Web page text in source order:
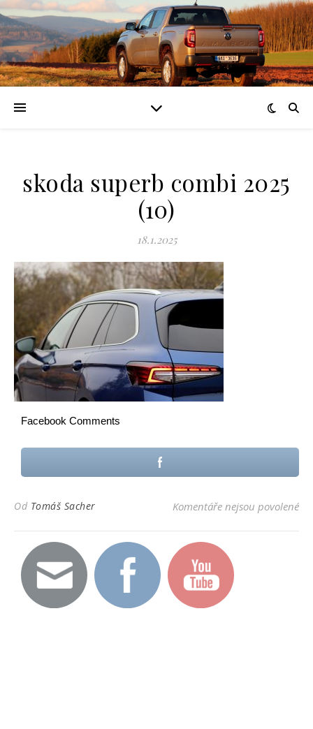
skoda superb combi 2025
(10)
18.1.2025
Facebook Comments
Od Tomáš Sacher Komentáře nejsou povolenéu